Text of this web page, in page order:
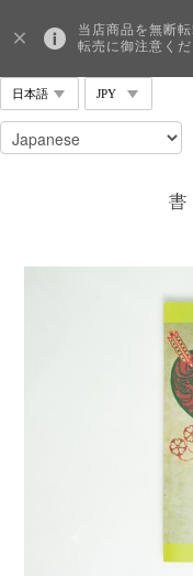
当店商品を無断
転売に御注意く